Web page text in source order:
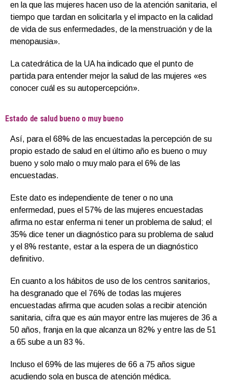
en la que las mujeres hacen uso de la atención sanitaria, el
tiempo que tardan en solicitarla y el impacto en la calidad
de vida de sus enfermedades, de la menstruación y de la
menopausia».
La catedrática de la UA ha indicado que el punto de
partida para entender mejor la salud de las mujeres «es
conocer cuál es su autopercepción».
Estado de salud bueno o muy bueno
Así, para el 68% de las encuestadas la percepción de su
propio estado de salud en el último año es bueno o muy
bueno y solo malo o muy malo para el 6% de las
encuestadas.
Este dato es independiente de tener o no una
enfermedad, pues el 57% de las mujeres encuestadas
afirma no estar enferma ni tener un problema de salud; el
35% dice tener un diagnóstico para su problema de salud
y el 8% restante, estar a la espera de un diagnóstico
definitivo.
En cuanto a los hábitos de uso de los centros sanitarios,
ha desgranado que el 76% de todas las mujeres
encuestadas afirma que acuden solas a recibir atención
sanitaria, cifra que es aún mayor entre las mujeres de 36 a
50 años, franja en la que alcanza un 82% y entre las de 51
a 65 sube a un 83 %.
Incluso el 69% de las mujeres de 66 a 75 años sigue
acudiendo sola en busca de atención médica.